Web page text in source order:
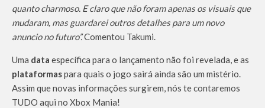
quanto charmoso. E claro que não foram apenas os visuais que
mudaram, mas guardarei outros detalhes para um novo
anuncio no futuro”.Comentou Takumi.
Uma data específica para o lançamento não foi revelada, e as
plataformaspara quais o jogo sairá ainda são um mistério.
Assim que novas informações surgirem, nós te contaremos
TUDO aqui no Xbox Mania!